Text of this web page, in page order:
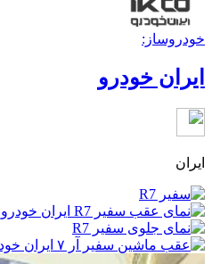
خودروساز:
ایران خودرو
ایران